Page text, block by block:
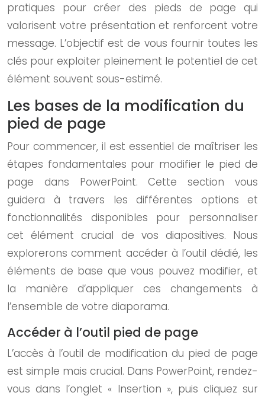
pratiques pour créer des pieds de page qui
valorisent votre présentation et renforcent votre
message. L’objectif est de vous fournir toutes les
clés pour exploiter pleinement le potentiel de cet
élément souvent sous-estimé.
Les bases de la modification du
pied de page
Pour commencer, il est essentiel de maîtriser les
étapes fondamentales pour modifier le pied de
page dans PowerPoint. Cette section vous
guidera à travers les différentes options et
fonctionnalités disponibles pour personnaliser
cet élément crucial de vos diapositives. Nous
explorerons comment accéder à l’outil dédié, les
éléments de base que vous pouvez modifier, et
la manière d’appliquer ces changements à
l’ensemble de votre diaporama.
Accéder à l’outil pied de page
L’accès à l’outil de modification du pied de page
est simple mais crucial. Dans PowerPoint, rendez-
vous dans l’onglet « Insertion », puis cliquez sur